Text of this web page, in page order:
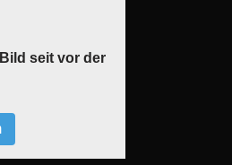
seit vor der